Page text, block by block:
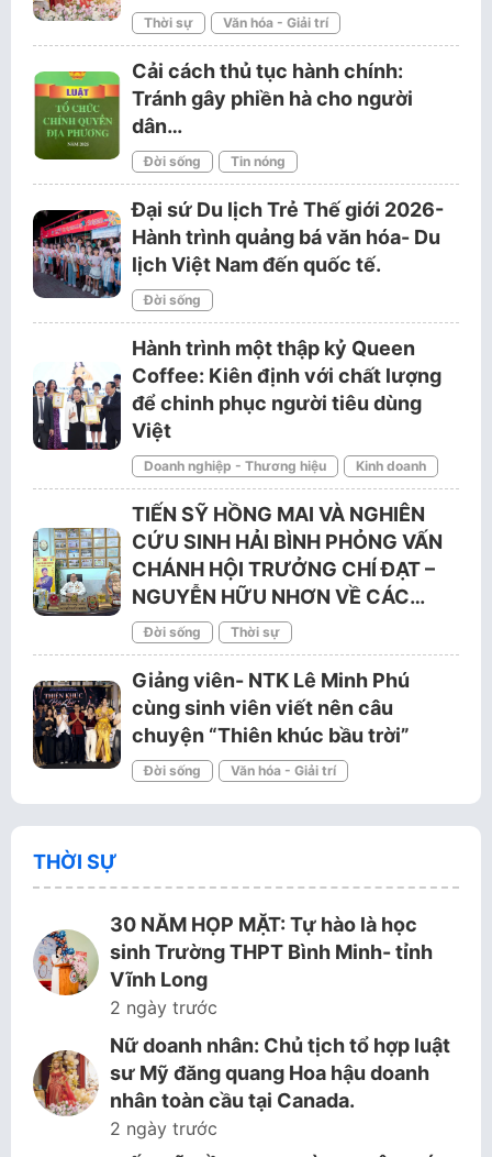
Thời sự Văn hóa - Giải trí
Cải cách thủ tục hành chính:
Tránh gây phiền hà cho người
dân…
Đời sống Tin nóng
Đại sứ Du lịch Trẻ Thế giới 2026-
Hành trình quảng bá văn hóa- Du
lịch Việt Nam đến quốc tế.
Đời sống
Hành trình một thập kỷ Queen
Coffee: Kiên định với chất lượng
để chinh phục người tiêu dùng
Việt
Doanh nghiệp - Thương hiệu Kinh doanh
TIẾN SỸ HỒNG MAI VÀ NGHIÊN
CỨU SINH HẢI BÌNH PHỎNG VẤN
CHÁNH HỘI TRƯỞNG CHÍ ĐẠT –
NGUYỄN HỮU NHƠN VỀ CÁC…
Đời sống Thời sự
Giảng viên- NTK Lê Minh Phú
cùng sinh viên viết nên câu
chuyện “Thiên khúc bầu trời”
Đời sống Văn hóa - Giải trí
THỜI SỰ
30 NĂM HỌP MẶT: Tự hào là học
sinh Trường THPT Bình Minh- tỉnh
Vĩnh Long
2 ngày trước
Nữ doanh nhân: Chủ tịch tổ hợp luật
sư Mỹ đăng quang Hoa hậu doanh
nhân toàn cầu tại Canada.
2 ngày trước